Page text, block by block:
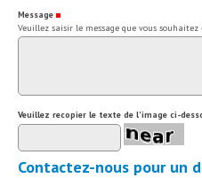
Message
Veuillez saisir le message que vous souhaitez
Veuillez recopier le texte de l'image ci-
Contactez-nous pour un